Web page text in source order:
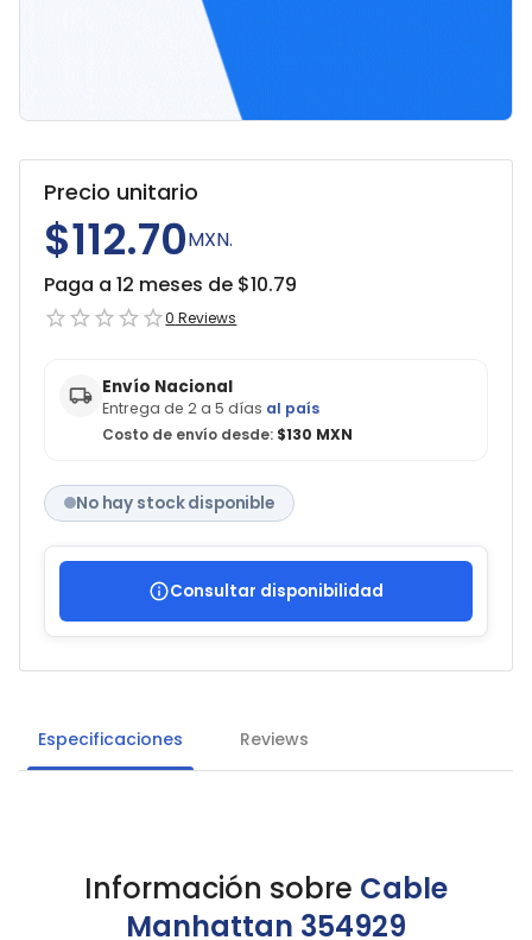
Precio unitario
$112.70MXN.
Paga a 12 meses de $10.79
0 Reviews
Envío Nacional
Entrega de 2 a 5 días al país
Costo de envío desde: $130 MXN
No hay stock disponible
Consultar disponibilidad
Especificaciones Reviews
Información sobre Cable
Manhattan 354929